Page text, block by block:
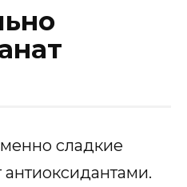
сладкие